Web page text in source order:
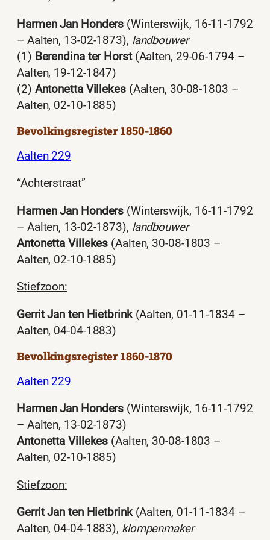
Harmen Jan Honders (Winterswijk, 16-11-1792
– Aalten, 13-02-1873), landbouwer
(1) Berendina ter Horst(Aalten, 29-06-1794 –
Aalten, 19-12-1847)
(2) Antonetta Villekes(Aalten, 30-08-1803 –
Aalten, 02-10-1885)
Bevolkingsregister 1850-1860
Aalten 229
“Achterstraat”
Harmen Jan Honders (Winterswijk, 16-11-1792
– Aalten, 13-02-1873), landbouwer
Antonetta Villekes (Aalten, 30-08-1803 –
Aalten, 02-10-1885)
Stiefzoon:
Gerrit Jan ten Hietbrink(Aalten, 01-11-1834 –
Aalten, 04-04-1883)
Bevolkingsregister 1860-1870
Aalten 229
Harmen Jan Honders (Winterswijk, 16-11-1792
– Aalten, 13-02-1873)
Antonetta Villekes (Aalten, 30-08-1803 –
Aalten, 02-10-1885)
Stiefzoon:
Gerrit Jan ten Hietbrink(Aalten, 01-11-1834 –
Aalten, 04-04-1883), klompenmaker